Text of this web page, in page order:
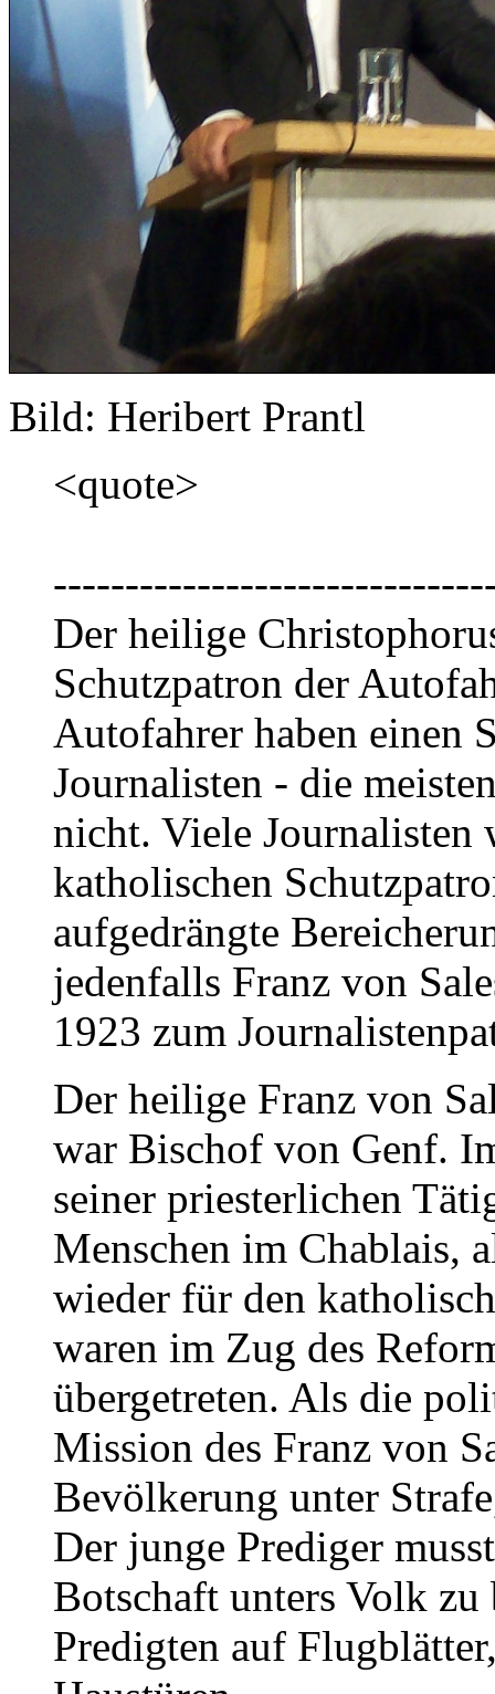
Bild: Heribert Prantl
<quote>
Der heilige
Schutzpatron der
Autofahrer haben einen
Journalisten - die
nicht. Viele
katholischen
aufgedrängte
jedenfalls Franz von
1923 zum
Der heilige Franz von
war Bischof von Genf.
seiner priesterlichen
Menschen im Chablais,
wieder für den
waren im Zug des
übergetreten. Als die
Mission des Franz von
Bevölkerung unter
Der junge Prediger
Botschaft unters Volk
Predigten auf